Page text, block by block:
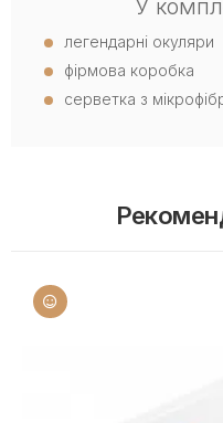
У
легендарні окуляри
фірмова коробка
серветка з